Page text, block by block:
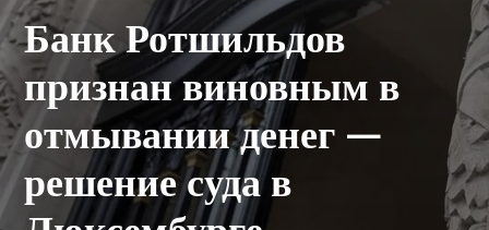
Банк Ротшильдов
признан виновным в
отмывании денег —
решение суда в